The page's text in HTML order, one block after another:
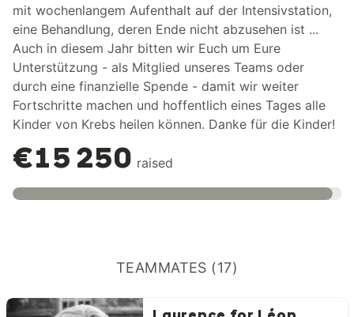
mit wochenlangem Aufenthalt auf der Intensivstation,
eine Behandlung, deren Ende nicht abzusehen ist ...
Auch in diesem Jahr bitten wir Euch um Eure
Unterstützung - als Mitglied unseres Teams oder
durch eine finanzielle Spende - damit wir weiter
Fortschritte machen und hoffentlich eines Tages alle
Kinder von Krebs heilen können. Danke für die Kinder!
€15 250 raised
TEAMMATES (17)